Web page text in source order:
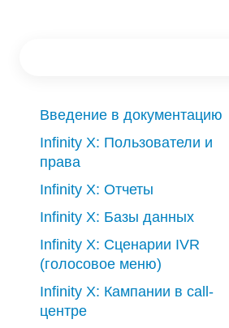
Введение в документацию
Infinity X: Пользователи и
права
Infinity X: Отчеты
Infinity X: Базы данных
Infinity X: Сценарии IVR
(голосовое меню)
Infinity X: Кампании в call-
центре